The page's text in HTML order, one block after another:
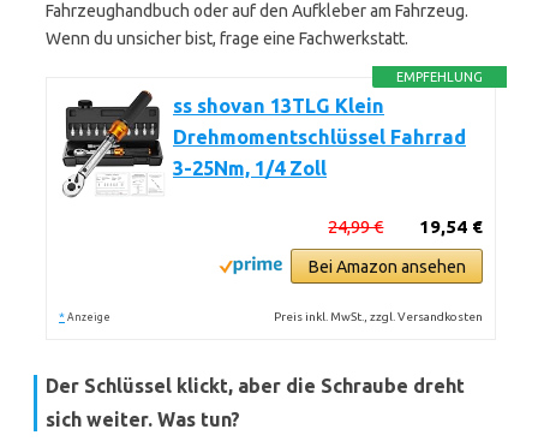
Fahrzeughandbuch oder auf den Aufkleber am Fahrzeug.
Wenn du unsicher bist, frage eine Fachwerkstatt.
EMPFEHLUNG
ss shovan 13TLG Klein
Drehmomentschlüssel Fahrrad
3-25Nm, 1/4 Zoll
19,54 €
24,99 €
Bei Amazon ansehen
* Anzeige Preis inkl. MwSt., zzgl. Versandkosten
Der Schlüssel klickt, aber die Schraube dreht
sich weiter. Was tun?